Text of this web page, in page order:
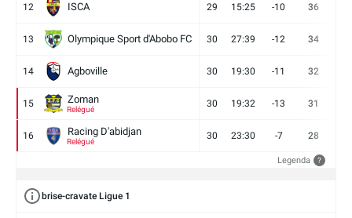
12 ISCA 29 15:25 -10 36
13 Olympique Sport d'Abobo FC 30 27:39 -12 34
14 Agboville 30 19:30 -11 32
15 Zoman
Relégué
30 19:32 -13 31
16 Racing D'abidjan
Relégué
30 23:30 -7 28
Legenda ?
brise-cravate Ligue 1